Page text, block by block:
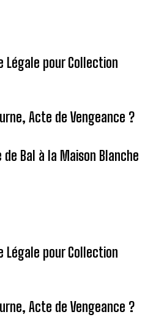
Légale pour Collection
Acte de Vengeance ?
Bal à la Maison Blanche
Légale pour Collection
Acte de Vengeance ?